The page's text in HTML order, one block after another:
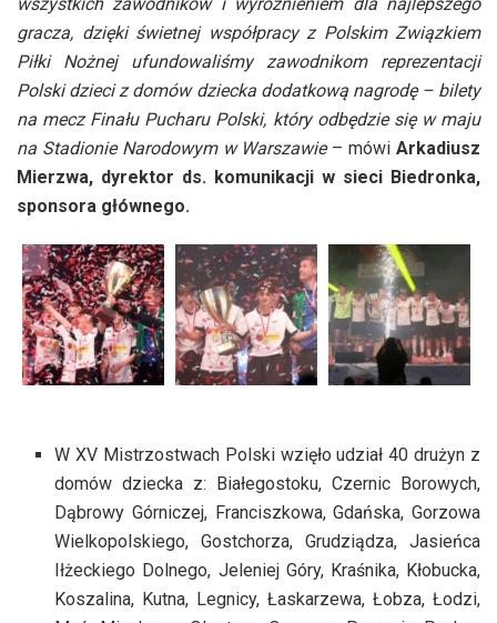
gracza, dzięki świetnej współpracy z Polskim Związkiem
Piłki Nożnej ufundowaliśmy zawodnikom reprezentacji
Polski dzieci z domów dziecka dodatkową nagrodę – bilety
na mecz Finału Pucharu Polski, który odbędzie się w maju
na Stadionie Narodowym w Warszawie – mówiArkadiusz
Mierzwa, dyrektor ds. komunikacji w sieci Biedronka,
sponsora głównego.
W XV Mistrzostwach Polski wzięło udział 40 drużyn z
domów dziecka z: Białegostoku, Czernic Borowych,
Dąbrowy Górniczej, Franciszkowa, Gdańska, Gorzowa
Wielkopolskiego, Gostchorza, Grudziądza, Jasieńca
Iłżeckiego Dolnego, Jeleniej Góry, Kraśnika, Kłobucka,
Koszalina, Kutna, Legnicy, Łaskarzewa, Łobza, Łodzi,